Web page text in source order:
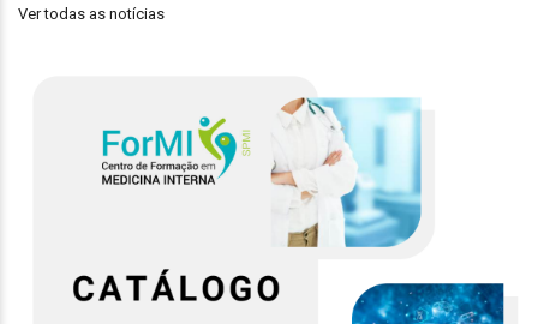
Ver todas as notícias